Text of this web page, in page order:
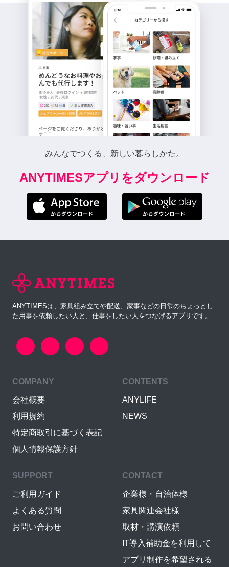
みんなでつくる、新しい暮らしかた。
ANYTIMESアプリをダウンロード
ANYTIMESは、家具組み立てや配送、家事などの日常のちょっとし
た用事を依頼したい人と、仕事をしたい人をつなげるアプリです。
COMPANY
会社概要
利用規約
特定商取引に基づく表記
個人情報保護方針
CONTENTS
ANYLIFE
NEWS
SUPPORT
ご利用ガイド
よくある質問
お問い合わせ
CONTACT
企業様・自治体様
家具関連会社様
取材・講演依頼
IT導入補助金を利用して
アプリ制作を希望される